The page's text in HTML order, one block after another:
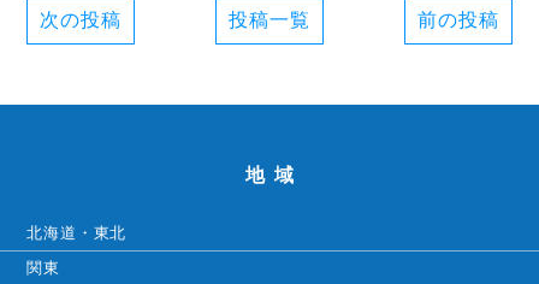
次の投稿 投稿一覧 前の投稿
地域
北海道・東北
関東